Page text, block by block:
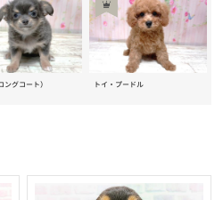
ングコート） トイ・プードル